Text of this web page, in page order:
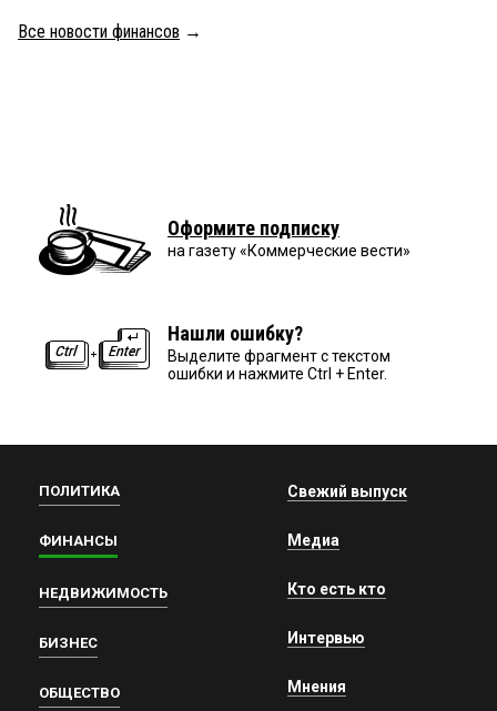
Все новости финансов →
Оформите подписку
на газету «Коммерческие вести»
Нашли ошибку?
Выделите фрагмент с текстом
ошибки и нажмите Ctrl + Enter.
ПОЛИТИКА
ФИНАНСЫ
НЕДВИЖИМОСТЬ
БИЗНЕС
ОБЩЕСТВО
Свежий выпуск
Медиа
Кто есть кто
Интервью
Мнения